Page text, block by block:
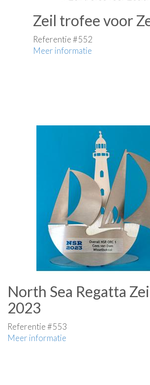
Zeil trofee voor
Referentie #552
Meer informatie
North Sea Regatta
2023
Referentie #553
Meer informatie